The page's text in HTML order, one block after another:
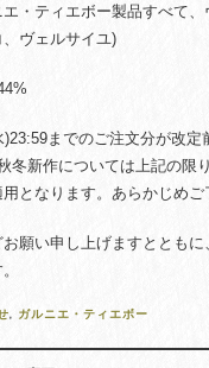
・ティエボー製品すべて
、ヴェルサイユ)
までのご注文分が改定
冬新作については上記の限
となります。あらかじめご
願い申し上げますととも
, ガルニエ・ティエボー